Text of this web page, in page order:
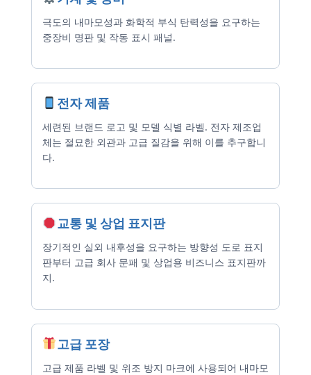
극도의 내마모성과 화학적 부식 탄력성을 요구하는
중장비 명판 및 작동 표시 패널.
전자 제품
세련된 브랜드 로고 및 모델 식별 라벨. 전자 제조업
체는 절묘한 외관과 고급 질감을 위해 이를 추구합니
다.
교통 및 상업 표지판
장기적인 실외 내후성을 요구하는 방향성 도로 표지
판부터 고급 회사 문패 및 상업용 비즈니스 표지판까
지.
고급 포장
고급 제품 라벨 및 위조 방지 마크에 사용되어 내마모